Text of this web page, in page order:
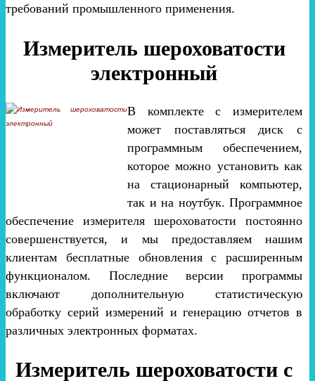
требований промышленного применения.
Измеритель шероховатости
электронный
В комплекте с измерителем
может поставляться диск с
программным обеспечением,
которое можно установить как
на стационарный компьютер,
так и на ноутбук. Программное
обеспечение измерителя шероховатости постоянно
совершенствуется, и мы предоставляем нашим
клиентам бесплатные обновления с расширенным
функционалом. Последние версии программы
включают дополнительную статистическую
обработку серий измерений и генерацию отчетов в
различных электронных форматах.
Измеритель шероховатости с